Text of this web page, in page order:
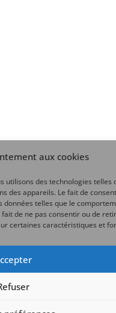
aux cookies
utilisons des technologies telles
des appareils. Le fait de
telles que le
de ne pas consentir ou de
certaines caractéristiques et